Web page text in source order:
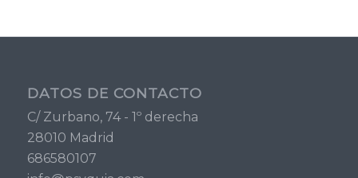
DATOS DE CONTACTO
C/ Zurbano, 74 - 1º derecha
28010 Madrid
686580107